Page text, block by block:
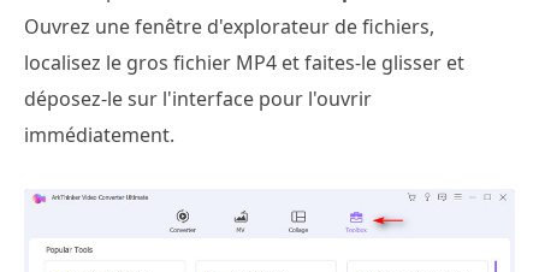
Ouvrez une fenêtre d'explorateur de fichiers,
localisez le gros fichier MP4 et faites-le glisser et
déposez-le sur l'interface pour l'ouvrir
immédiatement.